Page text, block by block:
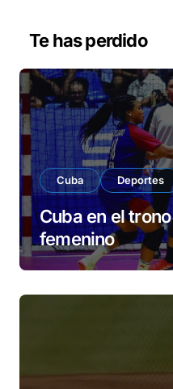
d
e
o
Te has perdido
Cuba Deportes
Cuba en el trono del balonmano
femenino